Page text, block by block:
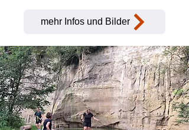
mehr Infos und Bilder